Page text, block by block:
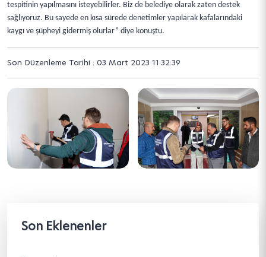
tespitinin yapılmasını isteyebilirler. Biz de belediye olarak zaten destek
sağlıyoruz. Bu sayede en kısa sürede denetimler yapılarak kafalarındaki
kaygı ve şüpheyi gidermiş olurlar” diye konuştu.
Son Düzenleme Tarihi : 03 Mart 2023 11:32:39
Son Eklenenler